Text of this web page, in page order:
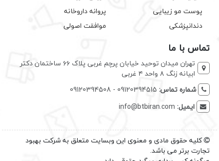
پوست مو زیبایی
دندانپزشکی
پروانه داروخانه
موافقت اصولی
تماس با ما
تهران میدان توحید خیابان پرچم غربی پلاک ۶۶ ساختمان دکتر
ابیانه زنگ ۸ واحد ۴ غربی
شماره تماس: 09120394515 - 09120394508
ایمیل: info@btbiran.com
کلیه حقوق مادی و معنوی این وبسایت متعلق به شرکت بهبود
تجارت برتر می باشد.